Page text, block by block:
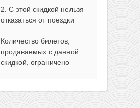
2. С этой скидкой нельзя
отказаться от поездки
Количество билетов,
продаваемых с данной
скидкой, ограниченo